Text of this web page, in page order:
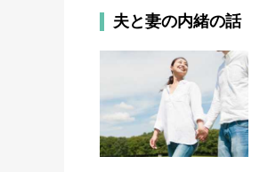
夫と妻の内緒の話